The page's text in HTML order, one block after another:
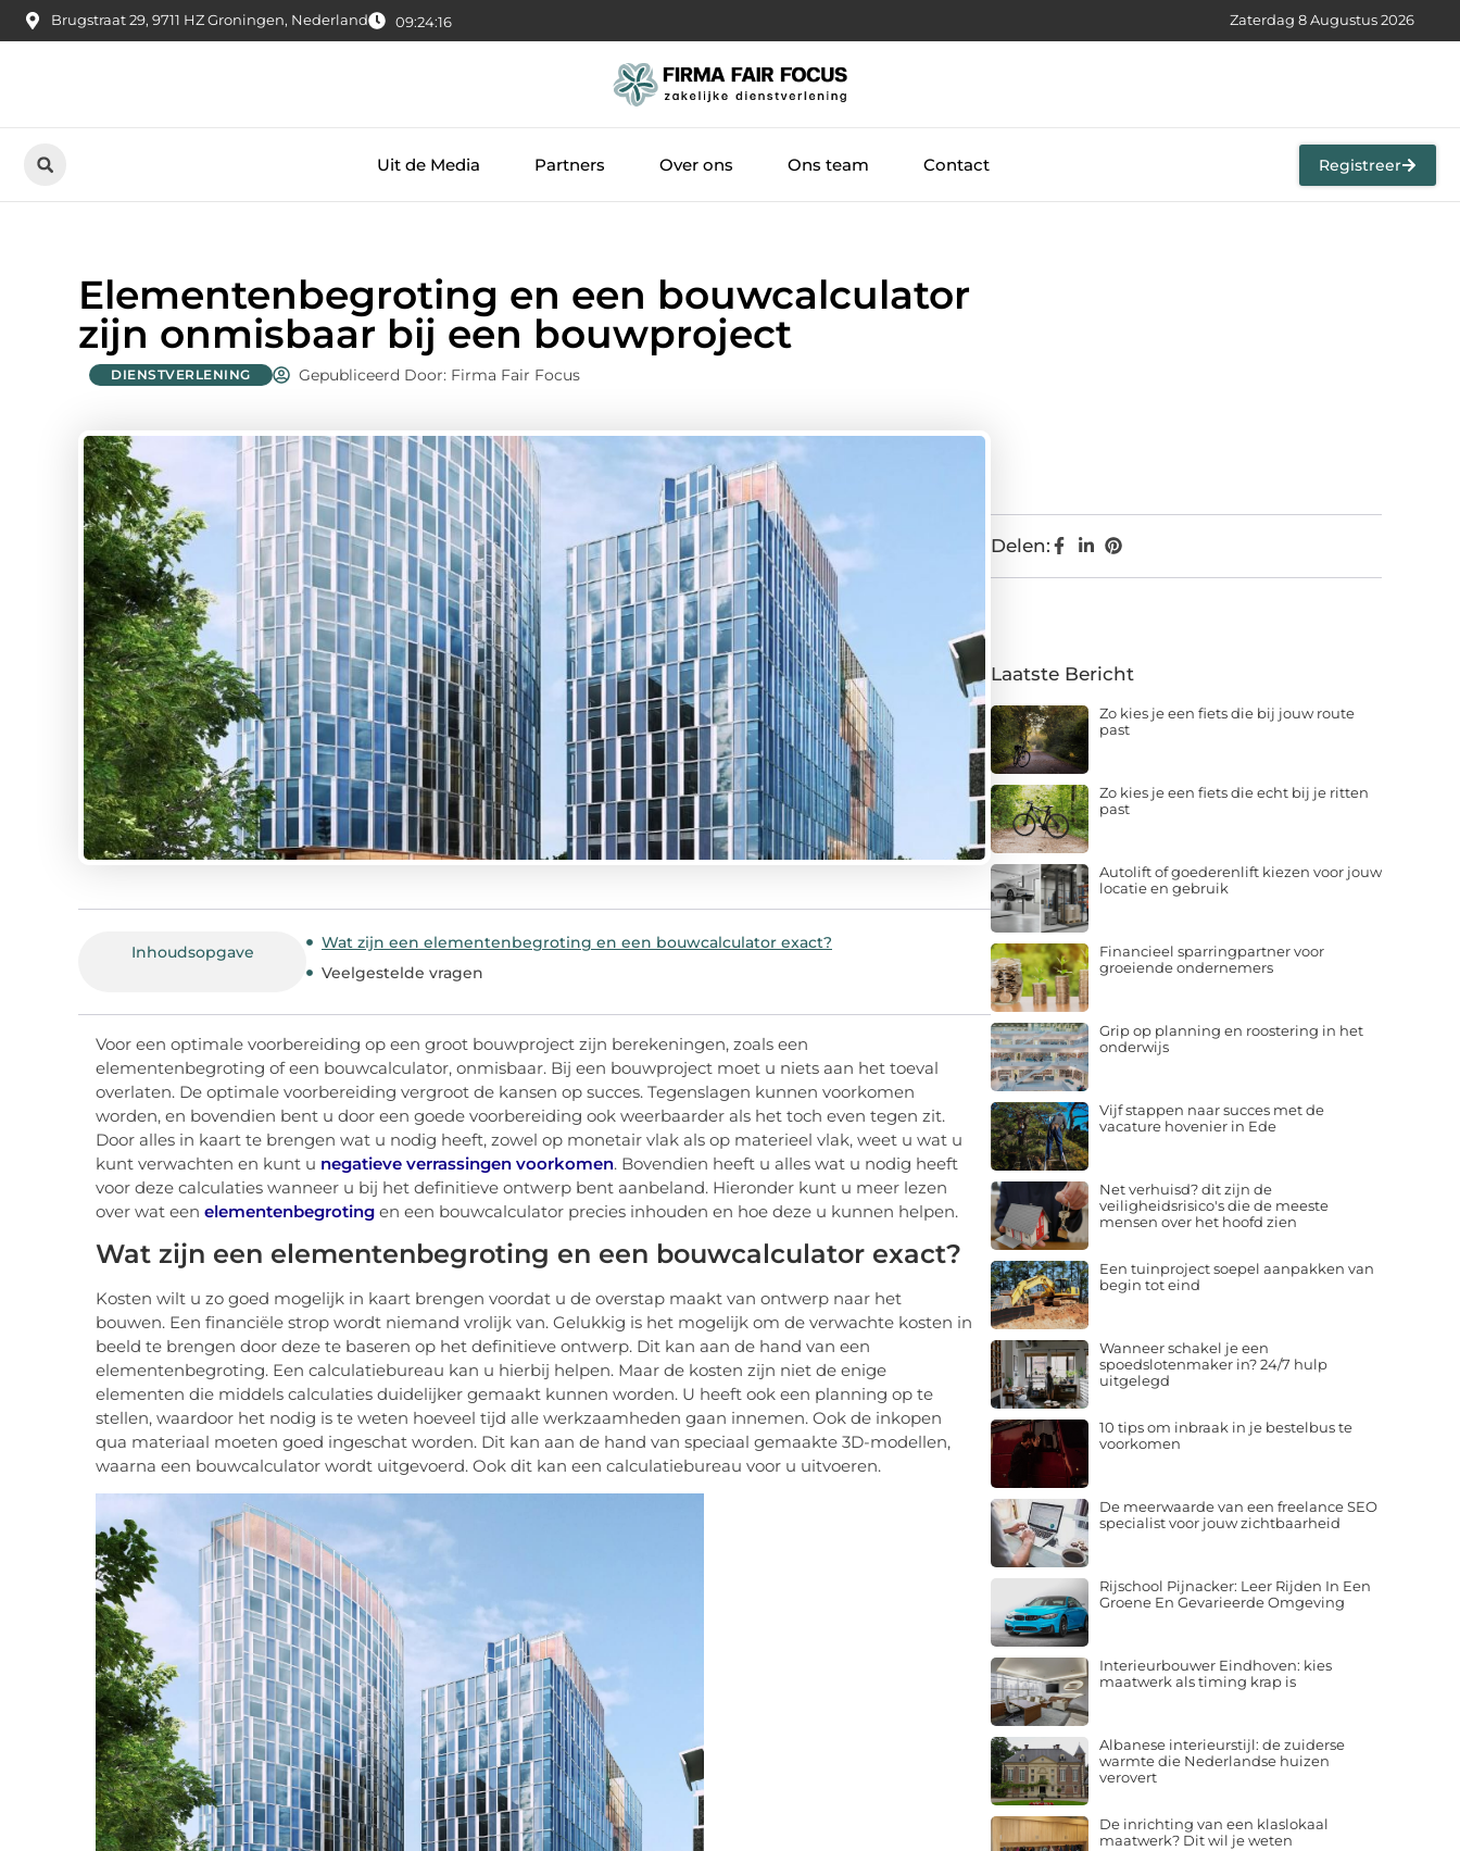
Brugstraat 29, 9711 HZ Groningen, Nederland 09:24:17 Zaterdag 8 Augustus 2026
Uit de Media Partners Over ons Ons team Contact Registreer
Elementenbegroting en een bouwcalculator
zijn onmisbaar bij een bouwproject
DIENSTVERLENING Gepubliceerd Door: Firma Fair Focus
Inhoudsopgave
Wat zijn een elementenbegroting en een bouwcalculator exact?
Veelgestelde vragen
Voor een optimale voorbereiding op een groot bouwproject zijn berekeningen, zoals een
elementenbegroting of een bouwcalculator, onmisbaar. Bij een bouwproject moet u niets aan het toeval
overlaten. De optimale voorbereiding vergroot de kansen op succes. Tegenslagen kunnen voorkomen
worden, en bovendien bent u door een goede voorbereiding ook weerbaarder als het toch even tegen zit.
Door alles in kaart te brengen wat u nodig heeft, zowel op monetair vlak als op materieel vlak, weet u wat u
kunt verwachten en kunt u negatieve verrassingen voorkomen. Bovendien heeft u alles wat u nodig heeft
voor deze calculaties wanneer u bij het definitieve ontwerp bent aanbeland. Hieronder kunt u meer lezen
over wat een elementenbegroting en een bouwcalculator precies inhouden en hoe deze u kunnen helpen.
Wat zijn een elementenbegroting en een bouwcalculator exact?
Kosten wilt u zo goed mogelijk in kaart brengen voordat u de overstap maakt van ontwerp naar het
bouwen. Een financiële strop wordt niemand vrolijk van. Gelukkig is het mogelijk om de verwachte kosten in
beeld te brengen door deze te baseren op het definitieve ontwerp. Dit kan aan de hand van een
elementenbegroting. Een calculatiebureau kan u hierbij helpen. Maar de kosten zijn niet de enige
elementen die middels calculaties duidelijker gemaakt kunnen worden. U heeft ook een planning op te
stellen, waardoor het nodig is te weten hoeveel tijd alle werkzaamheden gaan innemen. Ook de inkopen
qua materiaal moeten goed ingeschat worden. Dit kan aan de hand van speciaal gemaakte 3D-modellen,
waarna een bouwcalculator wordt uitgevoerd. Ook dit kan een calculatiebureau voor u uitvoeren.
Delen:
Laatste Bericht
Zo kies je een fiets die bij jouw route
past
Zo kies je een fiets die echt bij je ritten
past
Autolift of goederenlift kiezen voor jouw
locatie en gebruik
Financieel sparringpartner voor
groeiende ondernemers
Grip op planning en roostering in het
onderwijs
Vijf stappen naar succes met de
vacature hovenier in Ede
Net verhuisd? dit zijn de
veiligheidsrisico's die de meeste
mensen over het hoofd zien
Een tuinproject soepel aanpakken van
begin tot eind
Wanneer schakel je een
spoedslotenmaker in? 24/7 hulp
uitgelegd
10 tips om inbraak in je bestelbus te
voorkomen
De meerwaarde van een freelance SEO
specialist voor jouw zichtbaarheid
Rijschool Pijnacker: Leer Rijden In Een
Groene En Gevarieerde Omgeving
Interieurbouwer Eindhoven: kies
maatwerk als timing krap is
Albanese interieurstijl: de zuiderse
warmte die Nederlandse huizen
verovert
De inrichting van een klaslokaal
maatwerk? Dit wil je weten